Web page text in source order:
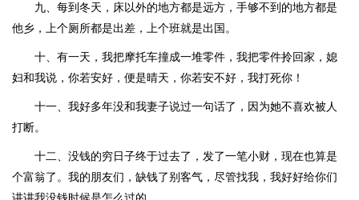
九、每到冬天，床以外的地方都是远方，手够不到的地方都是
他乡，上个厕所都是出差，上个班就是出国。
十、有一天，我把摩托车撞成一堆零件，我把零件拎回家，媳
妇和我说，你若安好，便是晴天，你若安不好，我打死你！
十一、我好多年没和我妻子说过一句话了，因为她不喜欢被人
打断。
十二、没钱的穷日子终于过去了，发了一笔小财，现在也算是
个富翁了。我的朋友们，缺钱了别客气，尽管找我，我好好给你们